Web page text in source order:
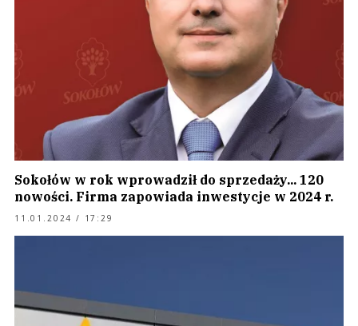
Sokołów w rok wprowadził do sprzedaży... 120
nowości. Firma zapowiada inwestycje w 2024 r.
11.01.2024 / 17:29